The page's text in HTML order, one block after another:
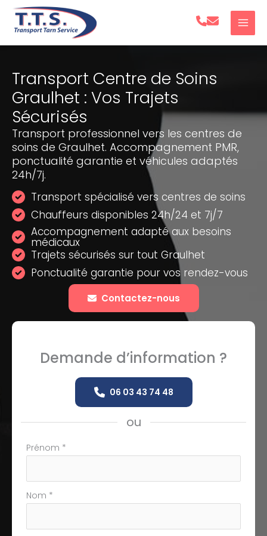
Aller
Transport Centre de Soins
Graulhet : Vos Trajets
Sécurisés
Transport professionnel vers les centres de
soins de Graulhet. Accompagnement PMR,
ponctualité garantie et véhicules adaptés
24h/7j.
Transport spécialisé vers centres de soins
Chauffeurs disponibles 24h/24 et 7j/7
Accompagnement adapté aux besoins
médicaux
Trajets sécurisés sur tout Graulhet
Ponctualité garantie pour vos rendez-vous
Contactez-nous
Demande d’information ?
06 03 43 74 48
ou
Formulaire
téléphone
Prénom *
Nom *